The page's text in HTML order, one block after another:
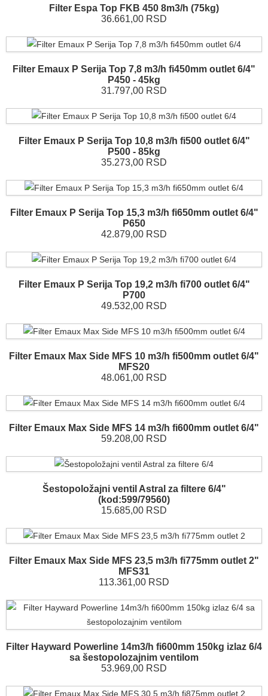
Filter Espa Top FKB 450 8m3/h (75kg)
36.661,00 RSD
Filter Emaux P Serija Top 7,8 m3/h fi450mm outlet 6/4"
P450 - 45kg
31.797,00 RSD
Filter Emaux P Serija Top 10,8 m3/h fi500 outlet 6/4"
P500 - 85kg
35.273,00 RSD
Filter Emaux P Serija Top 15,3 m3/h fi650mm outlet 6/4"
P650
42.879,00 RSD
Filter Emaux P Serija Top 19,2 m3/h fi700 outlet 6/4"
P700
49.532,00 RSD
Filter Emaux Max Side MFS 10 m3/h fi500mm outlet 6/4"
MFS20
48.061,00 RSD
Filter Emaux Max Side MFS 14 m3/h fi600mm outlet 6/4"
59.208,00 RSD
Šestopoložajni ventil Astral za filtere 6/4"
(kod:599/79560)
15.685,00 RSD
Filter Emaux Max Side MFS 23,5 m3/h fi775mm outlet 2"
MFS31
113.361,00 RSD
Filter Hayward Powerline 14m3/h fi600mm 150kg izlaz 6/4
sa šestopolozajnim ventilom
53.969,00 RSD